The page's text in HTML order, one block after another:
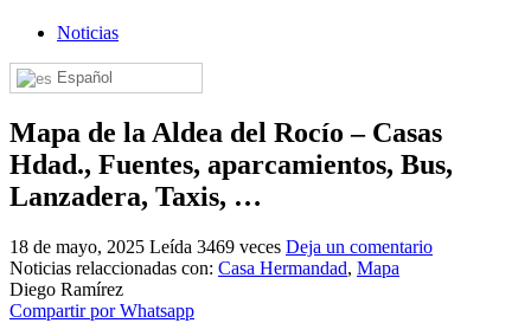
Noticias
Español
Mapa de la Aldea del Rocío – Casas
Hdad., Fuentes, aparcamientos, Bus,
Lanzadera, Taxis, …
18 de mayo, 2025 Leída 3469 veces Deja un comentario
Noticias relaccionadas con: Casa Hermandad, Mapa
Diego Ramírez
Compartir por Whatsapp
¡Bienvenido! Soy el asistente virtual de rocio.com.
¿En qué puedo ayudarte?
Historia de la Virgen del Rocío
¿Cuándo es la romería del Rocío?
¿Cuántas hermandades participan en la romería?